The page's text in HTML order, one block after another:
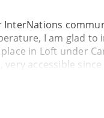
InterNations
I am glad to
in Loft under
very accessible